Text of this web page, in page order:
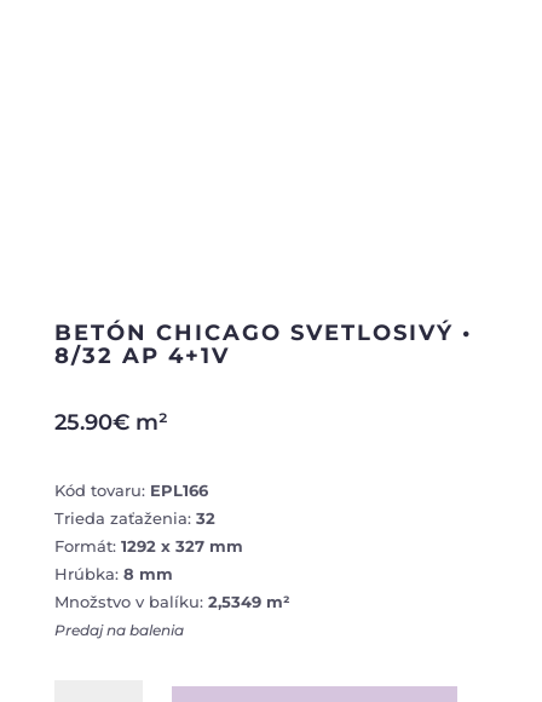
BETÓN CHICAGO SVETLOSIVÝ •
8/32 AP 4+1V
25.90€ m²
Kód tovaru: EPL166
Trieda zaťaženia:32
Formát:1292 x 327 mm
Hrúbka: 8 mm
Množstvo v balíku: 2,5349 m²
Predaj na balenia